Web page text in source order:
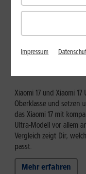
Tests & Vergleiche
Xiaomi 17
Xiaomi 17 und Xiaomi
Oberklasse und setzen
das Xiaomi 17 mit
Ultra-Modell vor allem
Vergleich zeigt Dir,
passt.
Mehr erfahren
Impressum